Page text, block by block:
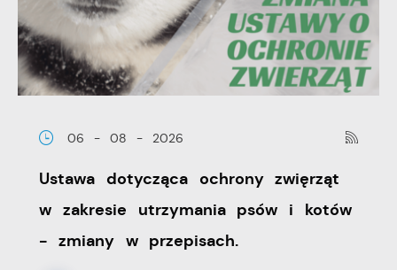
06 - 08 - 2026
Ustawa dotycząca ochrony zwięrząt
w zakresie utrzymania psów i kotów
- zmiany w przepisach.
wiadomości, ofert, komunikatów mediów
społecznościowych.